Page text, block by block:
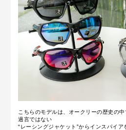
こちらのモデルは、オークリーの歴史の
過言ではない
“レーシングジャケット”からインスパイア